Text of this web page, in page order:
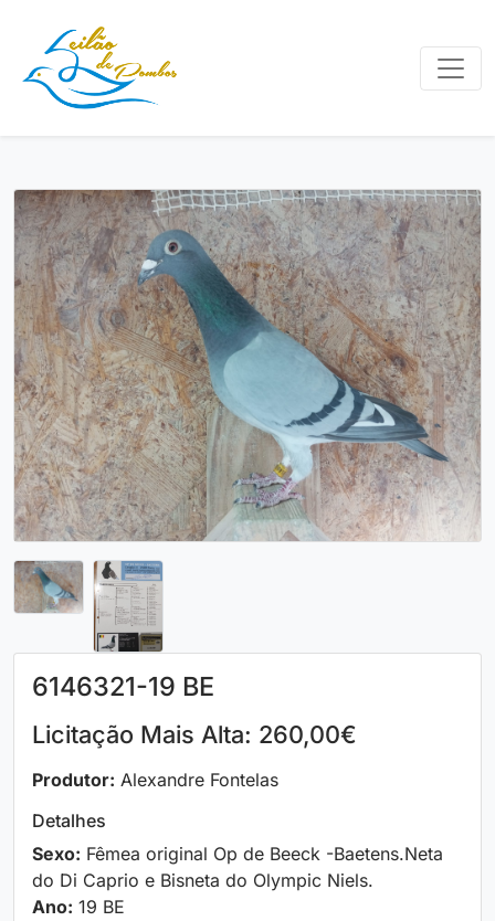
6146321-19 BE
Licitação Mais Alta: 260,00€
Produtor: Alexandre Fontelas
Detalhes
Sexo: Fêmea original Op de Beeck -Baetens.Neta
do Di Caprio e Bisneta do Olympic Niels.
Ano: 19 BE